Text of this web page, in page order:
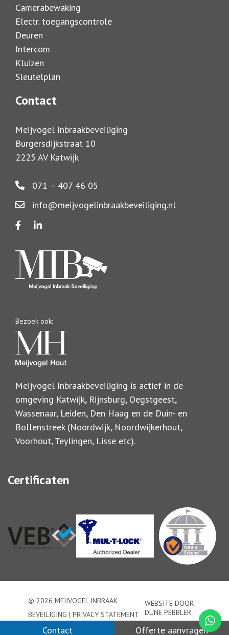
Camerabewaking
Electr. toegangscontrole
Deuren
Intercom
Kluizen
Sleutelplan
Contact
Meijvogel Inbraakbeveiliging
Burgersdijkstraat 10
2225 AV Katwijk
071 – 407 46 05
info@meijvogelinbraakbeveiliging.nl
Bezoek ook:
Meijvogel Inbraakbeveiliging is actief in de
omgeving Katwijk, Rijnsburg, Oegstgeest,
Wassenaar, Leiden, Den Haag en de Duin- en
Bollenstreek (Noordwijk, Noordwijkerhout,
Voorhout, Teylingen, Lisse etc).
Certificaten
© 2026 MEIJVOGEL INBRAAK
BEVEILIGING | PRIVACY STATEMENT
WEBSITE DOOR
DUNE PEBBLER
Contact Offerte aanvragen